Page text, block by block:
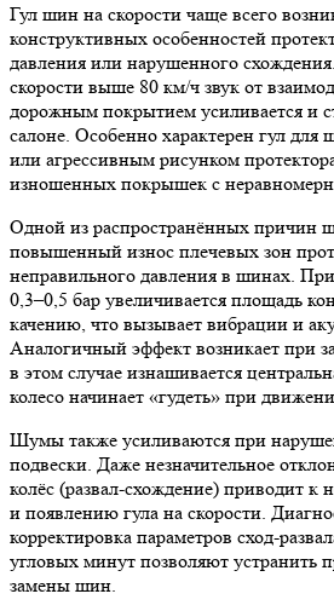
Гул шин на скорости чаще всего
конструктивных особенностей
давления или нарушенного
скорости выше 80 км/ч звук от
дорожным покрытием усиливается и
салоне. Особенно характерен гул
или агрессивным рисунком
изношенных покрышек с
Одной из распространённых причин
повышенный износ плечевых зон
неправильного давления в шинах.
0,3–0,5 бар увеличивается площадь
качению, что вызывает вибрации и
Аналогичный эффект возникает при
в этом случае изнашивается
колесо начинает «гудеть» при
Шумы также усиливаются при
подвески. Даже незначительное
колёс (развал-схождение) приводит к
и появлению гула на скорости.
корректировка параметров сход-
угловых минут позволяют устранить
замены шин.